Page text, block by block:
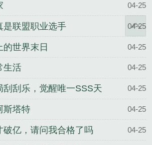
04-25
是联盟职业选手 04-25
的世界末日 04-25
生活 04-25
刮刮乐，觉醒唯一SSS天
04-25
斯塔特 04-25
破亿，请问我合格了吗 04-25